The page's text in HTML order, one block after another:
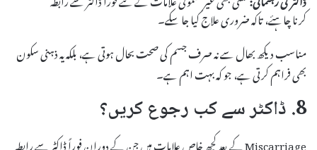
کرنا چاہئے، تاکہ ضروری علاج کیا جا سکے۔
مناسب دیکھ بھال سے نہ صرف جسم کی صحت بحال ہوتی ہے، بلکہ یہ ذہنی سکون
بھی فراہم کرتی ہے، جو کہ بہت اہم ہے۔
8. ڈاکٹر سے کب رجوع کریں؟
Miscarriage کے بعد کچھ خاص علامات ہیں جن کے دوران فوراً ڈاکٹر سے رابطہ